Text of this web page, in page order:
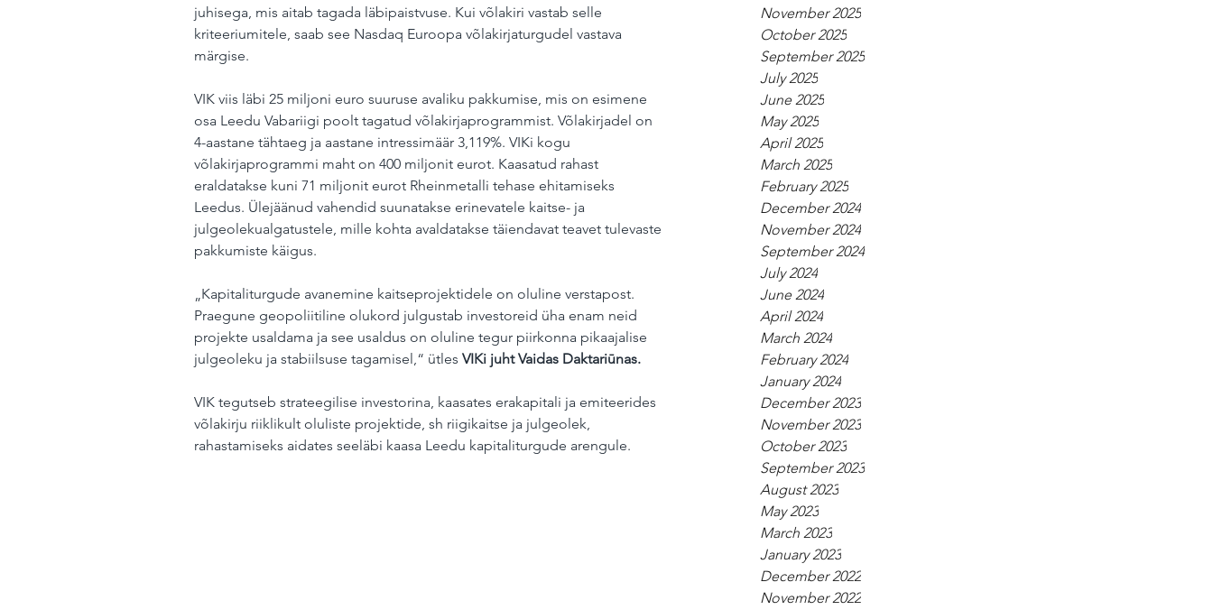
November 2025
October 2025
September 2025
July 2025
June 2025
May 2025
April 2025
March 2025
February 2025
December 2024
November 2024
September 2024
July 2024
June 2024
April 2024
March 2024
February 2024
January 2024
December 2023
November 2023
October 2023
September 2023
August 2023
May 2023
March 2023
January 2023
December 2022
November 2022
juhisega, mis aitab tagada läbipaistvuse. Kui võlakiri vastab selle
kriteeriumitele, saab see Nasdaq Euroopa võlakirjaturgudel vastava
märgise.
VIK viis läbi 25 miljoni euro suuruse avaliku pakkumise, mis on esimene
osa Leedu Vabariigi poolt tagatud võlakirjaprogrammist. Võlakirjadel on
4-aastane tähtaeg ja aastane intressimäär 3,119%. VIKi kogu
võlakirjaprogrammi maht on 400 miljonit eurot. Kaasatud rahast
eraldatakse kuni 71 miljonit eurot Rheinmetalli tehase ehitamiseks
Leedus. Ülejäänud vahendid suunatakse erinevatele kaitse- ja
julgeolekualgatustele, mille kohta avaldatakse täiendavat teavet tulevaste
pakkumiste käigus.
„Kapitaliturgude avanemine kaitseprojektidele on oluline verstapost.
Praegune geopoliitiline olukord julgustab investoreid üha enam neid
projekte usaldama ja see usaldus on oluline tegur piirkonna pikaajalise
julgeoleku ja stabiilsuse tagamisel,“ ütles VIKi juht Vaidas Daktariūnas.
VIK tegutseb strateegilise investorina, kaasates erakapitali ja emiteerides
võlakirju riiklikult oluliste projektide, sh riigikaitse ja julgeolek,
rahastamiseks aidates seeläbi kaasa Leedu kapitaliturgude arengule.